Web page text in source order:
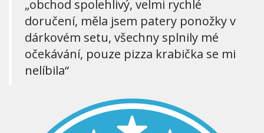
„obchod spolehlivý, velmi rychlé
doručení, měla jsem patery ponožky v
dárkovém setu, všechny splnily mé
očekávání, pouze pizza krabička se mi
nelíbila“